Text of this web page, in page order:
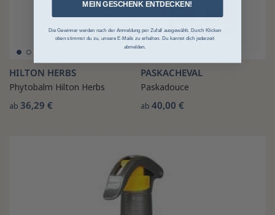
HILTON HERBS
Phytobalm Hilton Herbs
ab 36,29 €
PASKACHEVAL
Paskadouce
ab 40,00 €
MEIN GESCHENK ENTDECKEN!
Die Gewinner werden nach der Anmeldung per Zufall ausgewählt. Durch Klicken
oben stimmst du zu, unsere E-Mails zu erhalten. Du kannst dich jederzeit
abmelden.